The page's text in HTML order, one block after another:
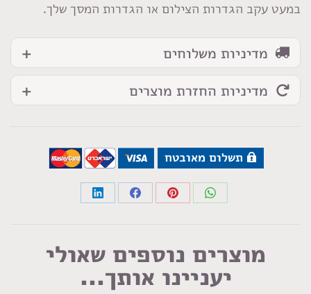
במעט עקב הגדרות הצילום או הגדרות המסך שלך.
מדיניות משלוחים
מדיניות החזרת מוצרים
תשלום מאובטח
Share
Share
Share
Share
LinkedIn
מוצרים נוספים שאולי
יעניינו אותך...